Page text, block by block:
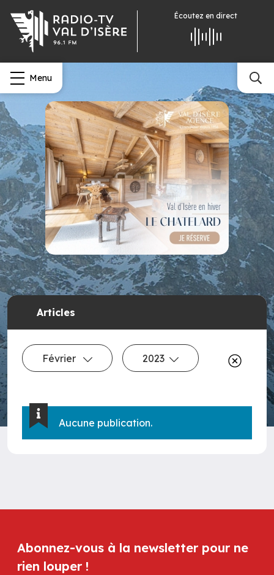
Écoutez en direct
Menu
Articles
Février 2023
Aucune publication.
Abonnez-vous à la newsletter pour ne
rien louper !